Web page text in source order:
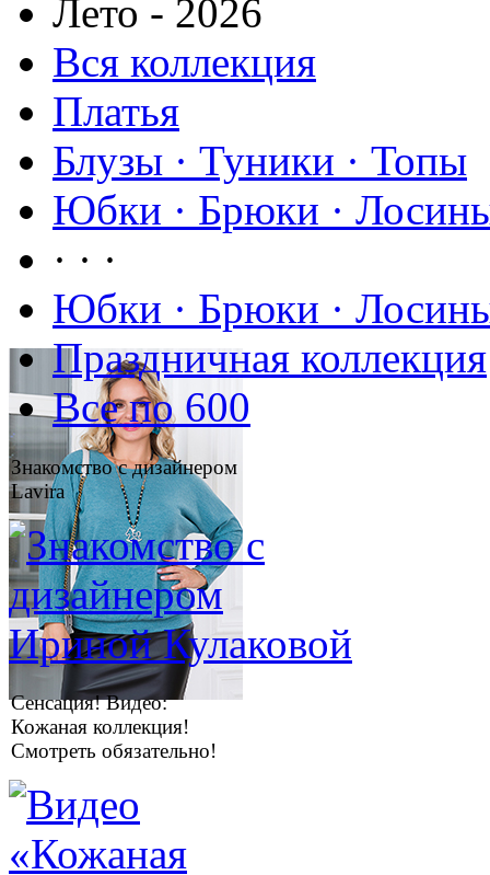
Лето - 2026
Вся коллекция
Платья
Блузы · Туники · Топы
Юбки · Брюки ·
· · ·
Юбки · Брюки ·
Праздничная коллекция
Все по 600
Знакомство с дизайнером
Lavira
Сенсация! Видео:
Кожаная коллекция!
Смотреть обязательно!